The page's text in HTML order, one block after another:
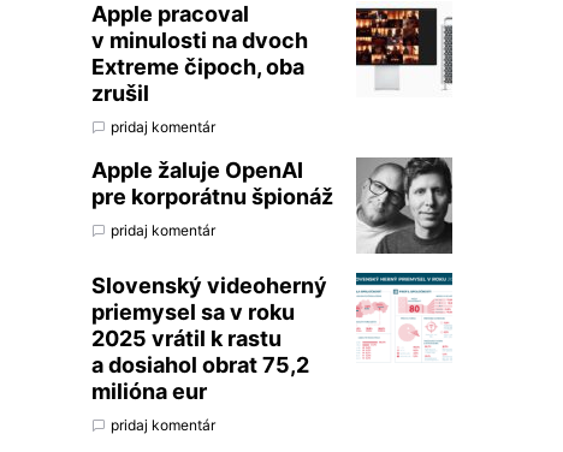
Apple pracoval
v minulosti na dvoch
Extreme čipoch, oba
zrušil
pridaj komentár
Apple žaluje OpenAI
pre korporátnu špionáž
pridaj komentár
Slovenský videoherný
priemysel sa v roku
2025 vrátil k rastu
a dosiahol obrat 75,2
milióna eur
pridaj komentár